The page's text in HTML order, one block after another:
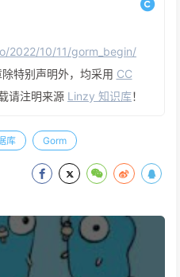
2022/10/11/gorm_begin/
特别声明外，均采用 CC
请注明来源 Linzy 知识库！
库 Gorm